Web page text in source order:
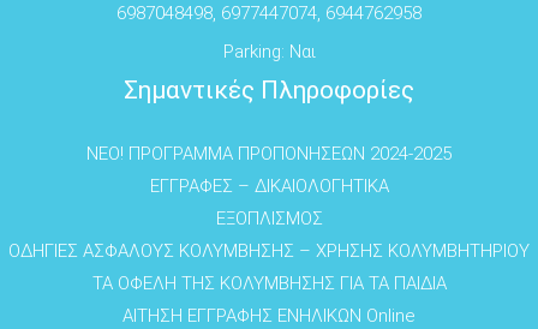
6987048498, 6977447074, 6944762958
Parking: Ναι
Σημαντικές Πληροφορίες
NEO! ΠΡΟΓΡΑΜΜΑ ΠΡΟΠΟΝΗΣΕΩΝ 2024-2025
ΕΓΓΡΑΦΕΣ – ΔΙΚΑΙΟΛΟΓΗΤΙΚΑ
ΕΞΟΠΛΙΣΜΟΣ
ΟΔΗΓΙΕΣ ΑΣΦΑΛΟΥΣ ΚΟΛΥΜΒΗΣΗΣ – ΧΡΗΣΗΣ ΚΟΛΥΜΒΗΤΗΡΙΟΥ
ΤΑ ΟΦΕΛΗ ΤΗΣ ΚΟΛΥΜΒΗΣΗΣ ΓΙΑ ΤΑ ΠΑΙΔΙΑ
ΑΙΤΗΣΗ ΕΓΓΡΑΦΗΣ ΕΝΗΛΙΚΩΝ Online